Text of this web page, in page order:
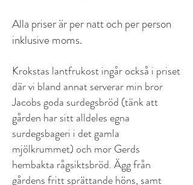
Alla priser är per natt och per person
inklusive moms.
Krokstas lantfrukost ingår också i priset
där vi bland annat serverar min bror
Jacobs goda surdegsbröd (tänk att
gården har sitt alldeles egna
surdegsbageri i det gamla
mjölkrummet) och mor Gerds
hembakta rågsiktsbröd. Ägg från
gårdens fritt sprättande höns, samt